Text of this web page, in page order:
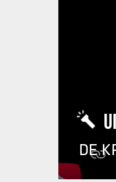
DE